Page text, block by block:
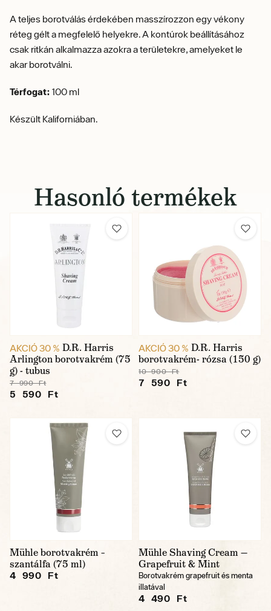
A teljes borotválás érdekében masszírozzon egy vékony
réteg gélt a megfelelő helyekre. A kontúrok beállításához
csak ritkán alkalmazza azokra a területekre, amelyeket le
akar borotválni.
Térfogat: 100 ml
Készült Kaliforniában.
Hasonló termékek
AKCIÓ 30 % D.R. Harris
Arlington borotvakrém (75
g) - tubus
7 990 Ft
5 590 Ft
AKCIÓ 30 % D.R. Harris
borotvakrém- rózsa (150 g)
10 900 Ft
7 590 Ft
Mühle borotvakrém –
szantálfa (75 ml)
4 990 Ft
Mühle Shaving Cream —
Grapefruit & Mint
Borotvakrém grapefruit és menta
illatával
4 490 Ft